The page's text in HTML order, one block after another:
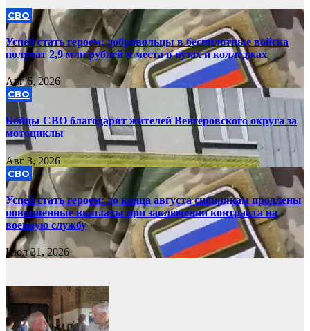
СВО
Успей стать героем: добровольцы в беспилотные войска
получат 2,9 млн рублей и места в вузах и колледжах
Авг 6, 2026
СВО
Бойцы СВО благодарят жителей Венгеровского округа за
мотоциклы
Авг 3, 2026
СВО
Успей стать героем: до конца августа сибирякам продлены
повышенные выплаты при заключении контракта на
военную службу
Июл 31, 2026